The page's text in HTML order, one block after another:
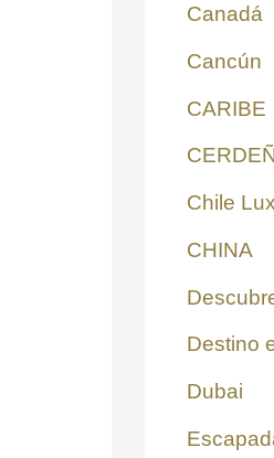
Canadá
Cancún
CARIBE
Chile
CHINA
Destino
Dubai